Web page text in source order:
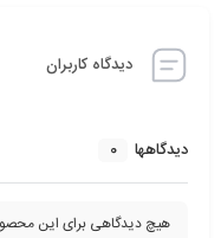
دیدگاه کاربران
دیدگاهها 0
هیچ دیدگاهی برای این